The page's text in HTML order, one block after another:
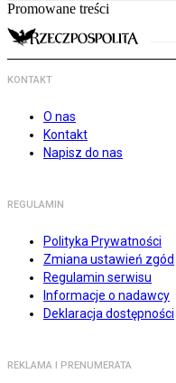
Promowane treści
KONTAKT
O nas
Kontakt
Napisz do nas
REGULAMIN
Polityka Prywatności
Zmiana ustawień zgód
Regulamin serwisu
Informacje o nadawcy
Deklaracja dostępności
REKLAMA I PRENUMERATA